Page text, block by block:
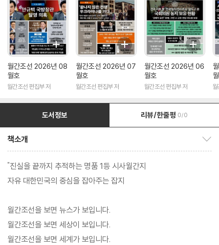
월간조선 2026년 08
월호
월간조선 편집부 저
월간조선 2026년 07
월호
월간조선 편집부 저
월간조선 2026년 06
월호
월간조선 편집부 저 월
도서정보 리뷰/한줄평 0/0
책소개
"진실을 끝까지 추적하는 명품 1등 시사월간지
자유 대한민국의 중심을 잡아주는 잡지
월간조선을 보면 뉴스가 보입니다.
월간조선을 보면 세상이 보입니다.
월간조선을 보면 세계가 보입니다.